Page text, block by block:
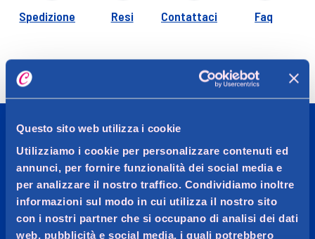
Questo sito web utilizza i cookie
Utilizziamo i cookie per personalizzare contenuti ed
annunci, per fornire funzionalità dei social media e
per analizzare il nostro traffico. Condividiamo inoltre
informazioni sul modo in cui utilizza il nostro sito
con i nostri partner che si occupano di analisi dei dati
web, pubblicità e social media, i quali potrebbero
Spedizione Resi Contattaci Faq
CADDY'S
OGGI MI VOGLIO BENE
Più di 20.000 prodotti per la cura persona, l’igiene della